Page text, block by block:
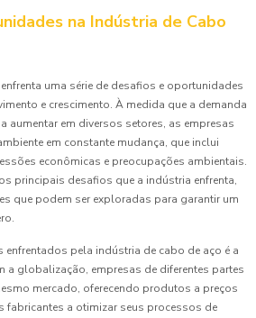
na Indústria de Cabo
uma série de desafios e oportunidades
e crescimento. À medida que a demanda
aumentar em diversos setores, as empresas
em constante mudança, que inclui
econômicas e preocupações ambientais.
principais desafios que a indústria enfrenta,
que podem ser exploradas para garantir um
pela indústria de cabo de aço é a
a globalização, empresas de diferentes partes
mercado, oferecendo produtos a preços
fabricantes a otimizar seus processos de